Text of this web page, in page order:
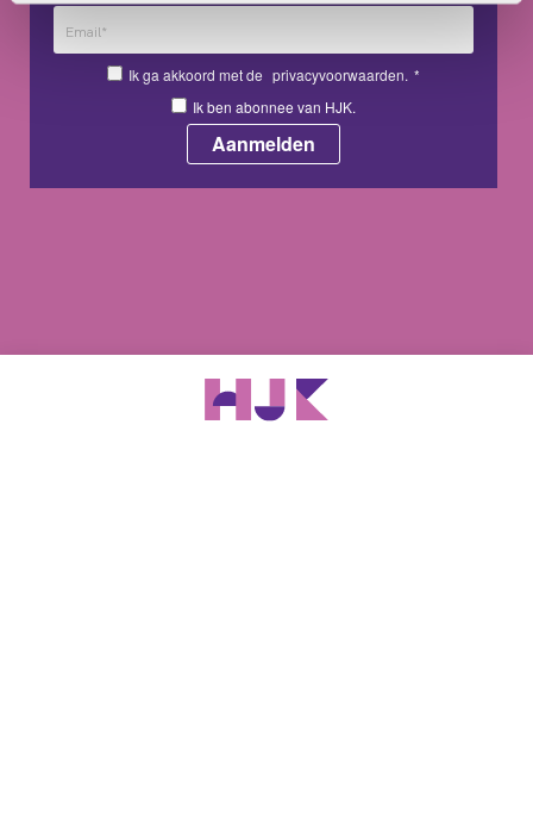
Ik ga akkoord met de privacyvoorwaarden. *
Ik ben abonnee van HJK.